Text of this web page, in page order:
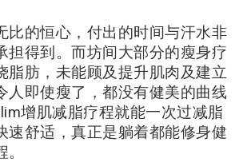
比的恒心，付出的时间与汗水非
担得到。而坊间大部分的瘦身疗
脂肪，未能顾及提升肌肉及建立
人即使瘦了，都没有健美的曲线
增肌减脂疗程就能一次过减脂
速舒适，真正是躺着都能修身健